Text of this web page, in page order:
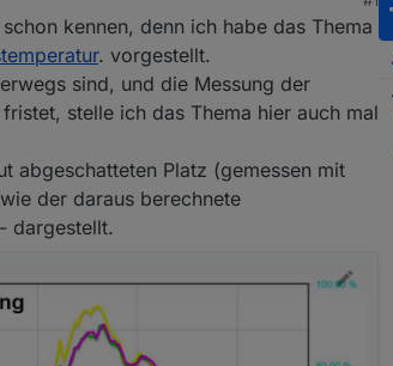
kennen, denn ich habe das Thema
. vorgestellt.
sind, und die Messung der
stelle ich das Thema hier auch mal
abgeschatteten Platz (gemessen mit
der daraus berechnete
dargestellt.